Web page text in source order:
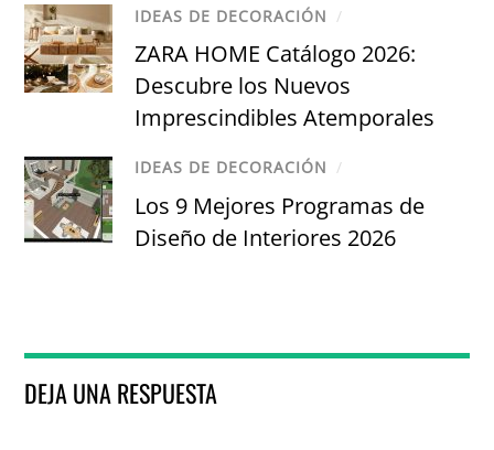
IDEAS DE DECORACIÓN /
ZARA HOME Catálogo 2026:
Descubre los Nuevos
Imprescindibles Atemporales
IDEAS DE DECORACIÓN /
Los 9 Mejores Programas de
Diseño de Interiores 2026
DEJA UNA RESPUESTA